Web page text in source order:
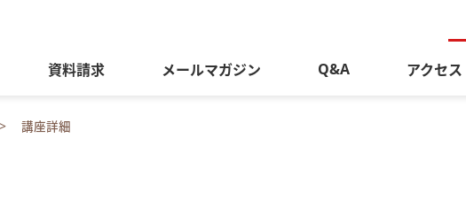
資料請求 メールマガジン Q&A アクセス
講座詳細